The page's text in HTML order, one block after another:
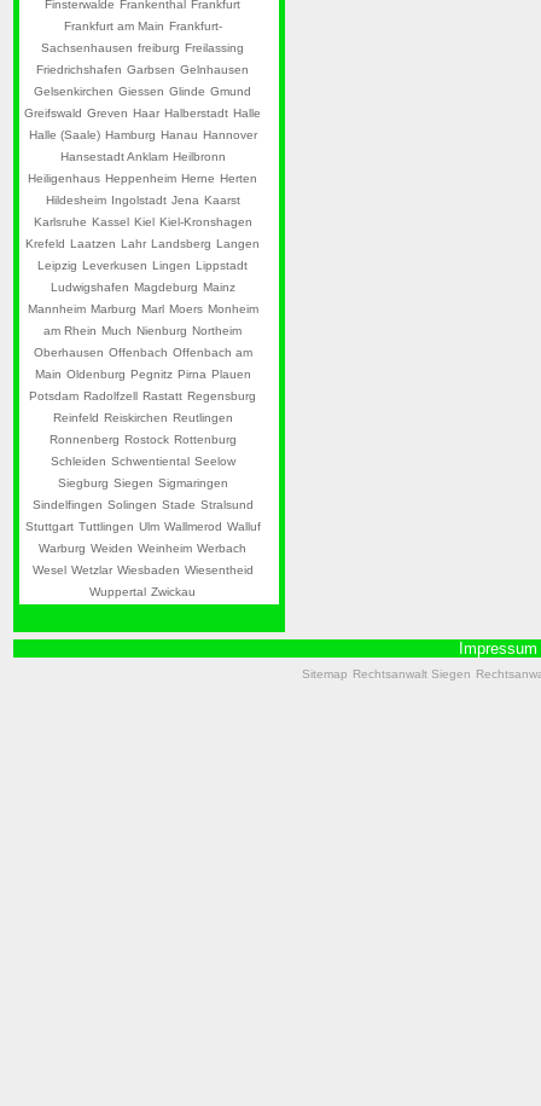
Finsterwalde Frankenthal Frankfurt
Frankfurt am Main Frankfurt-
Sachsenhausen freiburg Freilassing
Friedrichshafen Garbsen Gelnhausen
Gelsenkirchen Giessen Glinde Gmund
Greifswald Greven Haar Halberstadt Halle
Halle (Saale) Hamburg Hanau Hannover
Hansestadt Anklam Heilbronn
Heiligenhaus Heppenheim Herne Herten
Hildesheim Ingolstadt Jena Kaarst
Karlsruhe Kassel Kiel Kiel-Kronshagen
Krefeld Laatzen Lahr Landsberg Langen
Leipzig Leverkusen Lingen Lippstadt
Ludwigshafen Magdeburg Mainz
Mannheim Marburg Marl Moers Monheim
am Rhein Much Nienburg Northeim
Oberhausen Offenbach Offenbach am
Main Oldenburg Pegnitz Pirna Plauen
Potsdam Radolfzell Rastatt Regensburg
Reinfeld Reiskirchen Reutlingen
Ronnenberg Rostock Rottenburg
Schleiden Schwentiental Seelow
Siegburg Siegen Sigmaringen
Sindelfingen Solingen Stade Stralsund
Stuttgart Tuttlingen Ulm Wallmerod Walluf
Warburg Weiden Weinheim Werbach
Wesel Wetzlar Wiesbaden Wiesentheid
Wuppertal Zwickau
Impressum
Sitemap Rechtsanwalt Siegen